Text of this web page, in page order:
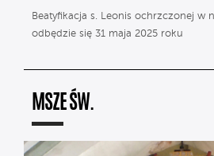
Beatyfikacja s. Leonis ochrzczonej w
odbędzie się 31 maja 2025 roku
MSZE ŚW.